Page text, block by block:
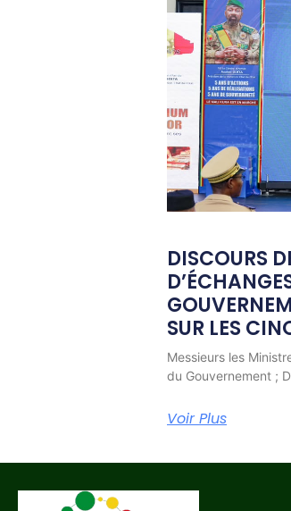
DISCOURS
SUR LES
Messieurs les
du Gouvernement ;
Voir Plus